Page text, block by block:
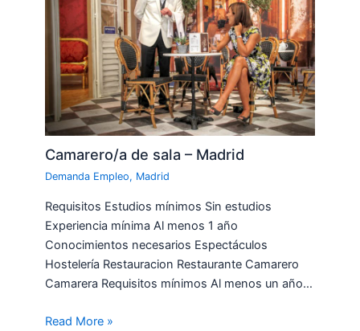
Camarero/a de sala – Madrid
Demanda Empleo, Madrid
Requisitos Estudios mínimos Sin estudios
Experiencia mínima Al menos 1 año
Conocimientos necesarios Espectáculos
Hostelería Restauracion Restaurante Camarero
Camarera Requisitos mínimos Al menos un año…
Read More »